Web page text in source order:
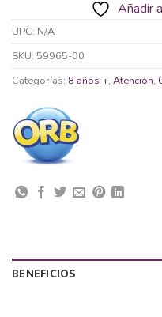
Añadir
UPC: N/A
SKU: 59965-00
Categorías: 8 años +, Atención,
BENEFICIOS